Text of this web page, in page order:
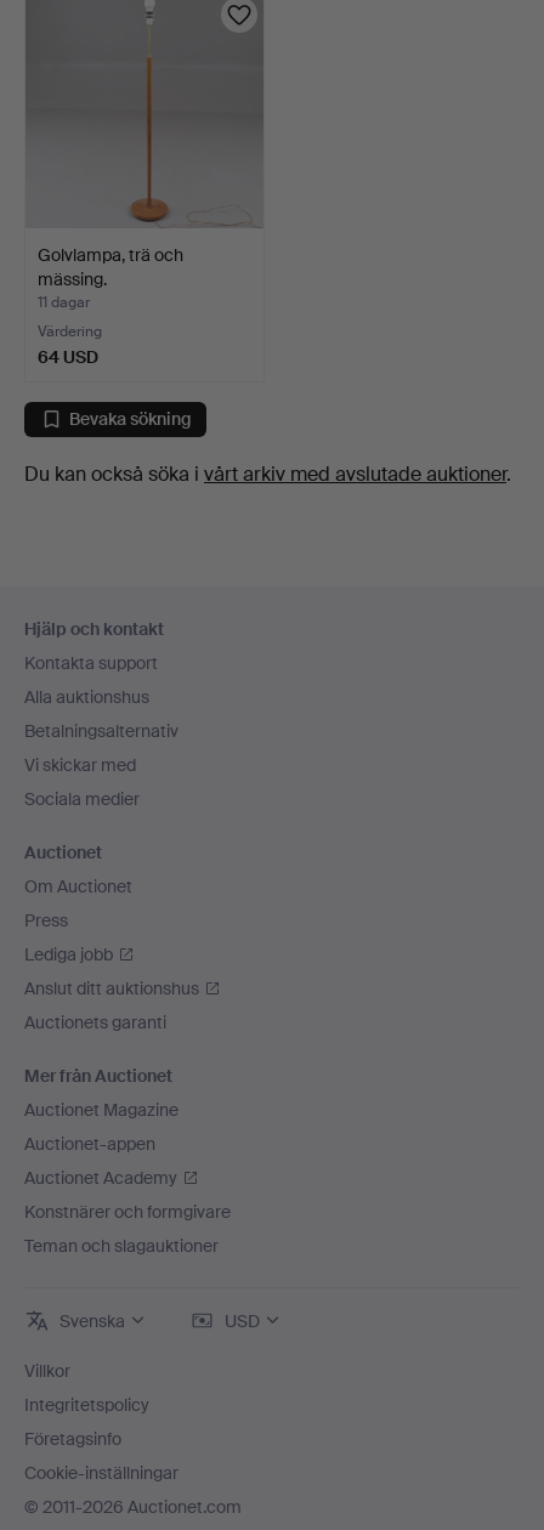
Golvlampa, trä och
mässing.
11 dagar
Värdering
64 USD
Bevaka sökning
Du kan också söka i vårt arkiv med avslutade auktioner.
Hjälp och kontakt
Kontakta support
Alla auktionshus
Betalningsalternativ
Vi skickar med
Sociala medier
Auctionet
Om Auctionet
Press
Lediga jobb
Anslut ditt auktionshus
Auctionets garanti
Mer från Auctionet
Auctionet Magazine
Auctionet-appen
Auctionet Academy
Konstnärer och formgivare
Teman och slagauktioner
Svenska USD
Villkor
Integritetspolicy
Företagsinfo
Cookie-inställningar
© 2011-2026 Auctionet.com